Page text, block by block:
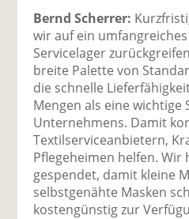
Bernd Scherrer:
wir auf ein
Servicelager
breite Palette von
die schnelle
Mengen als eine wichtige
Unternehmens. Damit
Textilserviceanbietern,
Pflegeheimen helfen. Wir
gespendet, damit kleine
selbstgenähte Masken
kostengünstig zur